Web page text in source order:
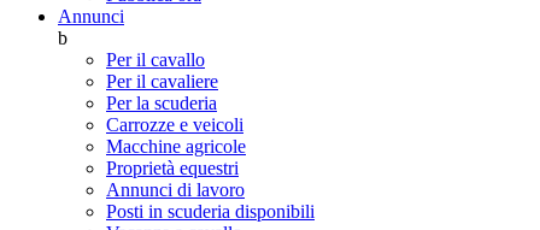
Annunci
b
Per il cavallo
Per il cavaliere
Per la scuderia
Carrozze e veicoli
Macchine agricole
Proprietà equestri
Annunci di lavoro
Posti in scuderia disponibili